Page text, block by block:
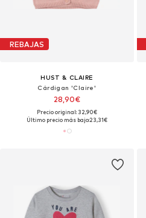
REBAJAS
HUST & CLAIRE
Cárdigan 'Claire'
28,90€
Precio original: 32,90€
Último precio más bajo:23,31€